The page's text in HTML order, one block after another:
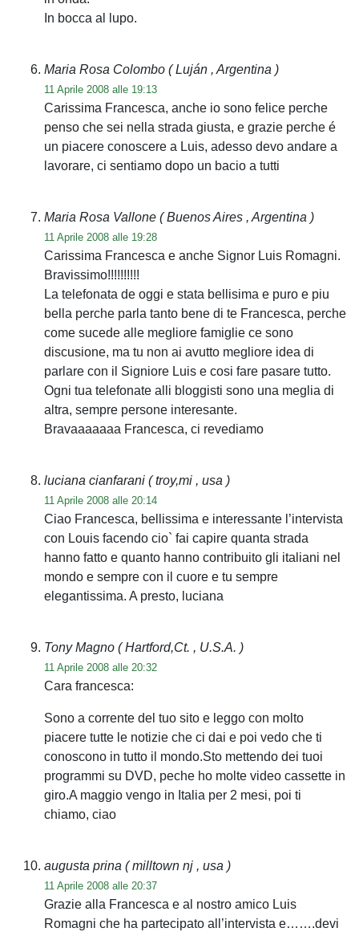
In bocca al lupo.
Maria Rosa Colombo ( Luján , Argentina )
11 Aprile 2008 alle 19:13
Carissima Francesca, anche io sono felice perche
penso che sei nella strada giusta, e grazie perche é
un piacere conoscere a Luis, adesso devo andare a
lavorare, ci sentiamo dopo un bacio a tutti
Maria Rosa Vallone ( Buenos Aires , Argentina )
11 Aprile 2008 alle 19:28
Carissima Francesca e anche Signor Luis Romagni.
Bravissimo!!!!!!!!!!
La telefonata de oggi e stata bellisima e puro e piu
bella perche parla tanto bene di te Francesca, perche
come sucede alle megliore famiglie ce sono
discusione, ma tu non ai avutto megliore idea di
parlare con il Signiore Luis e cosi fare pasare tutto.
Ogni tua telefonate alli bloggisti sono una meglia di
altra, sempre persone interesante.
Bravaaaaaaa Francesca, ci revediamo
luciana cianfarani ( troy,mi , usa )
11 Aprile 2008 alle 20:14
Ciao Francesca, bellissima e interessante l’intervista
con Louis facendo cio` fai capire quanta strada
hanno fatto e quanto hanno contribuito gli italiani nel
mondo e sempre con il cuore e tu sempre
elegantissima. A presto, luciana
Tony Magno ( Hartford,Ct. , U.S.A. )
11 Aprile 2008 alle 20:32
Cara francesca:
Sono a corrente del tuo sito e leggo con molto
piacere tutte le notizie che ci dai e poi vedo che ti
conoscono in tutto il mondo.Sto mettendo dei tuoi
programmi su DVD, peche ho molte video cassette in
giro.A maggio vengo in Italia per 2 mesi, poi ti
chiamo, ciao
augusta prina ( milltown nj , usa )
11 Aprile 2008 alle 20:37
Grazie alla Francesca e al nostro amico Luis
Romagni che ha partecipato all’intervista e…….devi